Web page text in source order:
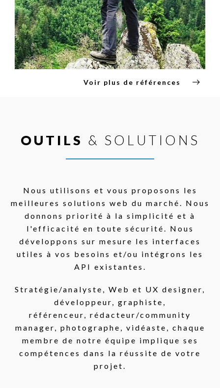
Voir plus de références
OUTILS & SOLUTIONS
Nous utilisons et vous proposons les
meilleures solutions web du marché. Nous
donnons priorité à la simplicité et à
l'efficacité en toute sécurité. Nous
développons sur mesure les interfaces
utiles à vos besoins et/ou intégrons les
API existantes.
Stratégie/analyste, Web et UX designer,
développeur, graphiste,
référenceur, rédacteur/community
manager, photographe, vidéaste, chaque
membre de notre équipe implique ses
compétences dans la réussite de votre
projet.